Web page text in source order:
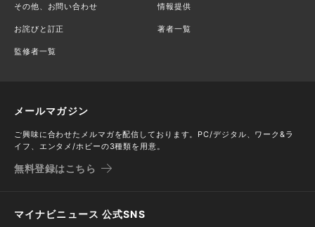
その他、お問い合わせ 情報提供
お詫びと訂正 著者一覧
監修者一覧
メールマガジン
ご興味に合わせたメルマガを配信しております。PC/デジタル、ワーク&ラ
イフ、エンタメ/ホビーの3種類を用意。
無料登録はこちら
マイナビニュース 公式SNS